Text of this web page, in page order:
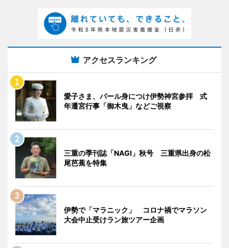
アクセスランキング
愛子さま、パール身につけ伊勢神宮参拝 式
年遷宮行事「御木曳」などご視察
三重の季刊誌「NAGI」秋号 三重県出身の松
尾芭蕉を特集
伊勢で「マラニック」 コロナ禍でマラソン
大会中止受けラン旅ツアー企画